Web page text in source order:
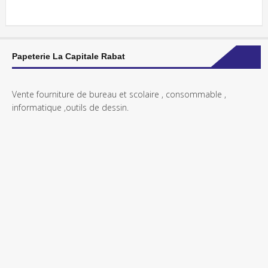
Papeterie La Capitale Rabat
Vente fourniture de bureau et scolaire , consommable ,
informatique ,outils de dessin.